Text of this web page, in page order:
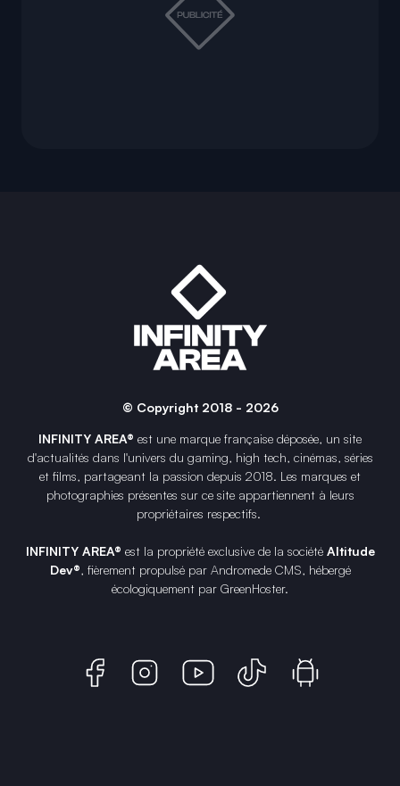
© Copyright 2018 - 2026
INFINITY AREA® est une marque française déposée, un site
d'actualités dans l'univers du gaming, high tech, cinémas, séries
et films, partageant la passion depuis 2018. Les marques et
photographies présentes sur ce site appartiennent à leurs
propriétaires respectifs.
INFINITY AREA® est la propriété exclusive de la société Altitude
Dev®, fièrement propulsé par Andromede CMS, hébergé
écologiquement par GreenHoster.